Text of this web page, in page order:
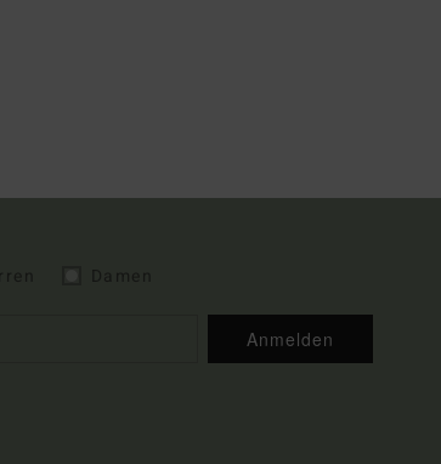
Anmelden